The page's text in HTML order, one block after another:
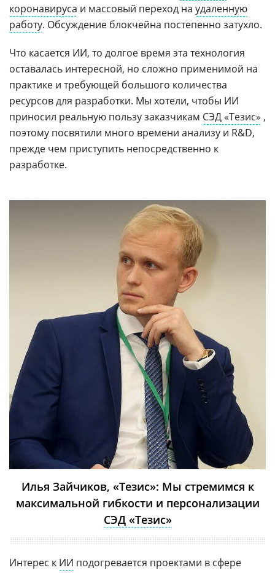
коронавируса и массовый переход на удаленную
работу. Обсуждение блокчейна постепенно затухло.
Что касается ИИ, то долгое время эта технология
оставалась интересной, но сложно применимой на
практике и требующей большого количества
ресурсов для разработки. Мы хотели, чтобы ИИ
приносил реальную пользу заказчикам СЭД «Тезис» ,
поэтому посвятили много времени анализу и R&D,
прежде чем приступить непосредственно к
разработке.
Илья Зайчиков, «Тезис»: Мы стремимся к
максимальной гибкости и персонализации
СЭД «Тезис»
Интерес к ИИ подогревается проектами в сфере